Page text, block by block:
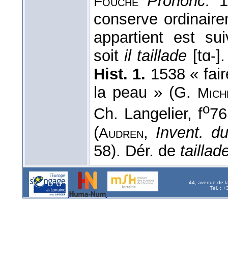
conserve
appartient est
soitil taillade [tɑ-
Hist. 1. 1538 «
la peau » (G.
Ch. Langelier, fo
(Audren, Invent.
58). Dér. de
44, avenue de
Tél. :